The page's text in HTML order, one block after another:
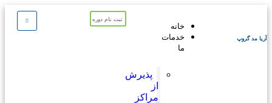
آریا مد گروپ
خانه
خدمات
ما
پذیرش
از
مراکز
ثبت نام دوره